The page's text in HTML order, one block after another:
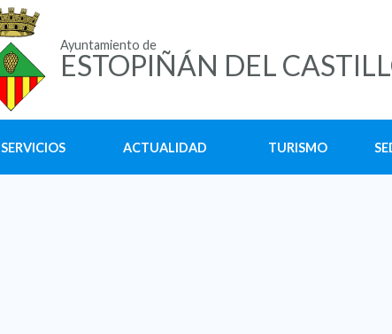
Ayuntamiento de
ESTOPIÑÁN DEL
SERVICIOS ACTUALIDAD TURISMO